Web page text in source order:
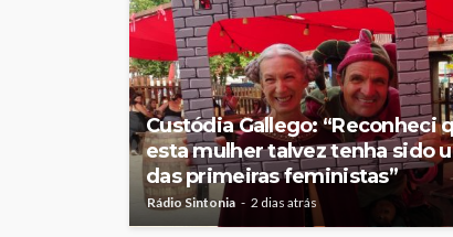
Custódia Gallego: “Reconheci
esta mulher talvez tenha sido
das primeiras feministas”
Rádio Sintonia 2 dias atrás